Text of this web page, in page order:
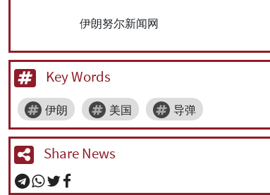
伊朗努尔新闻网
Key Words
伊朗 美国 导弹
Share News